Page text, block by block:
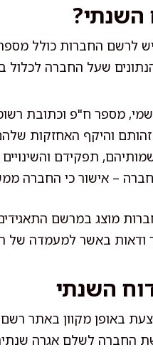
השנתי?
לרשם החברות כולל
שעל החברה לכלול
מספר ח"פ וכתובת
זהותם והיקף האחזקות
תפקידם
– אישור כי החברה
מוצג במרשם
ודאות באשר למעמדה של
השנתי
באופן מקוון באתר רשם
החברה לשלם אגרה